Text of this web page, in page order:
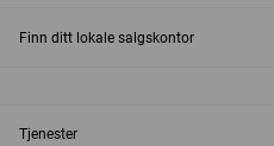
Finn ditt lokale salgskontor
Tjenester